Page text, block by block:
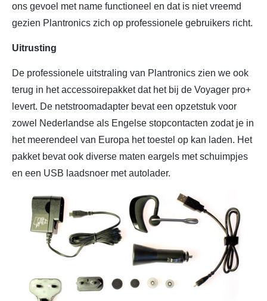
ons gevoel met name functioneel en dat is niet vreemd
gezien Plantronics zich op professionele gebruikers richt.
Uitrusting
De professionele uitstraling van Plantronics zien we ook
terug in het accessoirepakket dat het bij de Voyager pro+
levert. De netstroomadapter bevat een opzetstuk voor
zowel Nederlandse als Engelse stopcontacten zodat je in
het meerendeel van Europa het toestel op kan laden. Het
pakket bevat ook diverse maten eargels met schuimpjes
en een USB laadsnoer met autolader.